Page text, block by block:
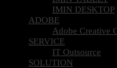
IMIN DESKTOP
ADOBE
Adobe Creative
SERVICE
IT Outsource
SOLUTION